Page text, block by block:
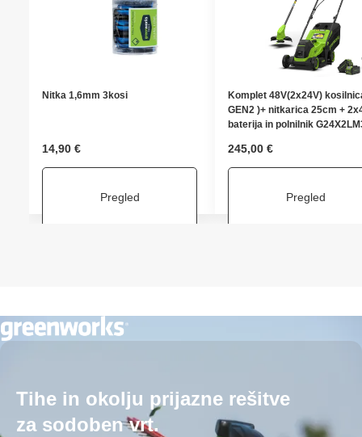
Nitka 1,6mm 3kosi
14,90 €
Pregled
Komplet 48V(2x24V)
GEN2 )+ nitkarica 25cm +
baterija in polnilnik
245,00 €
Pregled
Tihe in okolju prijazne rešitve
za sodoben vrt.